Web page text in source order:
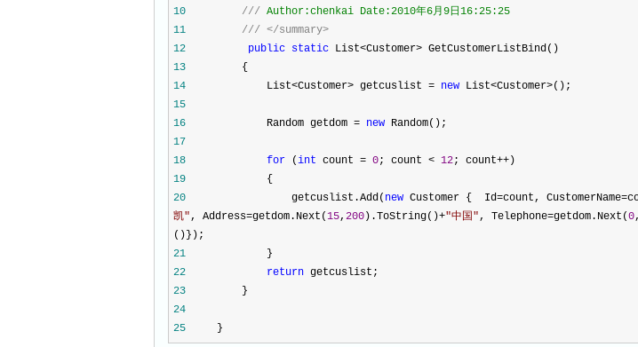
10
/// Author:chenkai Date:2010年6月9日16:25:25
11
/// </summary>
12
public static List<Customer> GetCustomerListBind()
13
{
14
List<Customer> getcuslist = new List<Customer>();
15
16
Random getdom = new Random();
17
18
for (int count = 0; count < 12; count++ )
19
{
20
getcuslist.Add( new Customer { Id=count, CustomerName=
凯", Address=getdom.Next(15, 200 ).ToString()+"中国 ", Telephone=getdom.Next(0,
()});
21
}
22
return getcuslist;
23
}
24
25
}